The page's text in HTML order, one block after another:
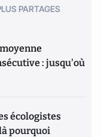
PARTAGES
: jusqu'où
écologistes
pourquoi